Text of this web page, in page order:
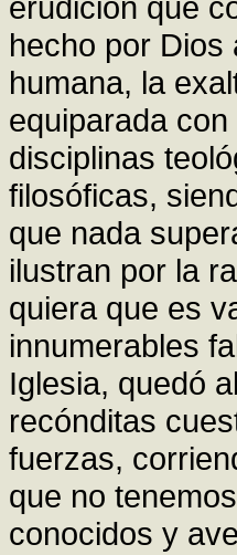
hecho por Dios
humana, la
equiparada
disciplinas
filosóficas,
que nada
ilustran por la
quiera que es
innumerables
Iglesia, quedó
recónditas
fuerzas,
que no
conocidos y